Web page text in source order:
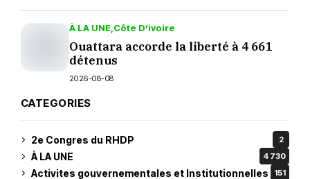
À LA UNE Côte D’ivoire
Ouattara accorde la liberté à 4 661
détenus
2026-08-08
CATEGORIES
2e Congres du RHDP 2
À LA UNE 4 730
Activites gouvernementales et Institutionnelles 151